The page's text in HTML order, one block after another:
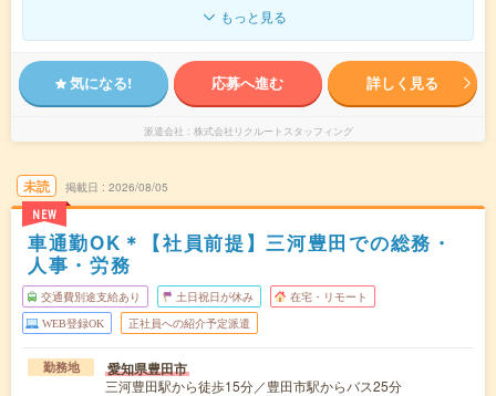
もっと見る
気になる! 応募へ進む 詳しく見る
派遣会社 株式会社リクルートスタッフィング
未読
NEW
掲載日 2026/08/05
車通勤OK＊【社員前提】三河豊田での総務・
人事・労務
交通費別途支給あり 土日祝日が休み 在宅・リモート
WEB登録OK 正社員への紹介予定派遣
勤務地 愛知県豊田市
三河豊田駅から徒歩15分／豊田市駅からバス25分